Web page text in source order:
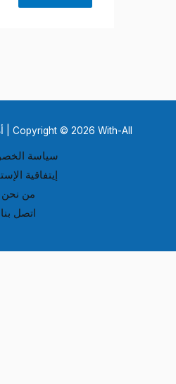
Copyright © 2026 With-All | أدواتك الرقمية المتكاملة
سياسة الخصوصية
إيتفاقية الإستخدام
من نحن
اتصل بنا